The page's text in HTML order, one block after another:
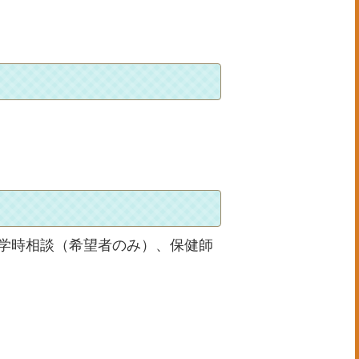
時相談（希望者のみ）、保健師